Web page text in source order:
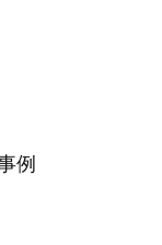
例